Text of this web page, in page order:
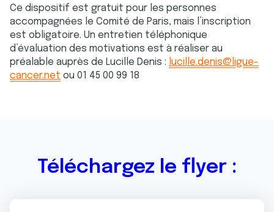
Ce dispositif est gratuit pour les personnes
accompagnées le Comité de Paris, mais l’inscription
est obligatoire. Un entretien téléphonique
d’évaluation des motivations est à réaliser au
préalable auprès de Lucille Denis : lucille.denis@ligue-
cancer.net ou 01 45 00 99 18
Téléchargez le flyer :